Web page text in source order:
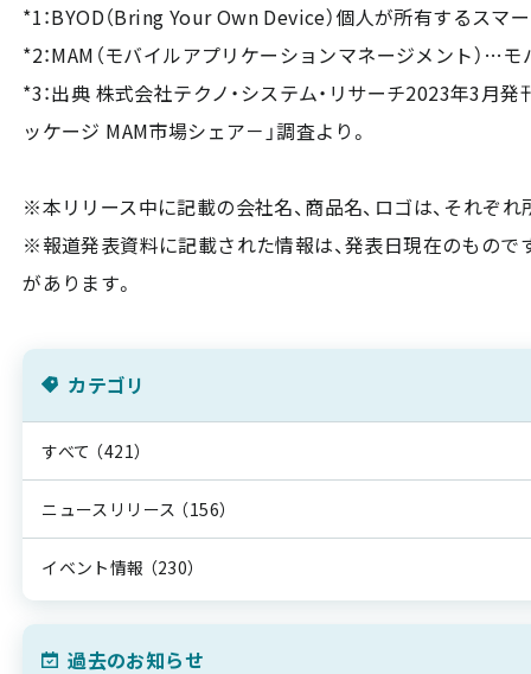
*1：BYOD（Bring Your Own Device）個人が所有するス
*2：MAM（モバイルアプリケーションマネージメント）…
*3：出典 株式会社テクノ・システム・リサーチ2023年3月
ッケージ MAM市場シェア－」調査より。
※本リリース中に記載の会社名、商品名、ロゴは、それぞ
※報道発表資料に記載された情報は、発表日現在のもので
があります。
カテゴリ
すべて （421）
ニュースリリース （156）
イベント情報 （230）
過去のお知らせ